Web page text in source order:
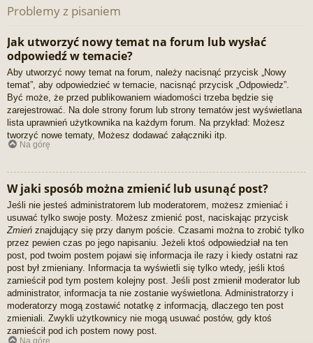
Problemy z pisaniem
Jak utworzyć nowy temat na forum lub wysłać
odpowiedź w temacie?
Aby utworzyć nowy temat na forum, należy nacisnąć przycisk „Nowy
temat”, aby odpowiedzieć w temacie, nacisnąć przycisk „Odpowiedz”.
Być może, że przed publikowaniem wiadomości trzeba będzie się
zarejestrować. Na dole strony forum lub strony tematów jest wyświetlana
lista uprawnień użytkownika na każdym forum. Na przykład: Możesz
tworzyć nowe tematy, Możesz dodawać załączniki itp.
Na górę
W jaki sposób można zmienić lub usunąć post?
Jeśli nie jesteś administratorem lub moderatorem, możesz zmieniać i
usuwać tylko swoje posty. Możesz zmienić post, naciskając przycisk
Zmień znajdujący się przy danym poście. Czasami można to zrobić tylko
przez pewien czas po jego napisaniu. Jeżeli ktoś odpowiedział na ten
post, pod twoim postem pojawi się informacja ile razy i kiedy ostatni raz
post był zmieniany. Informacja ta wyświetli się tylko wtedy, jeśli ktoś
zamieścił pod tym postem kolejny post. Jeśli post zmienił moderator lub
administrator, informacja ta nie zostanie wyświetlona. Administratorzy i
moderatorzy mogą zostawić notatkę z informacją, dlaczego ten post
zmieniali. Zwykli użytkownicy nie mogą usuwać postów, gdy ktoś
zamieścił pod ich postem nowy post.
Na górę